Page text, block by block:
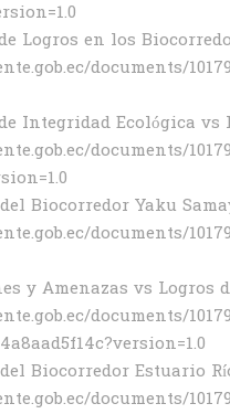
Logros en los
documents/
Integridad Ecológica vs
documents/
Biocorredor Yaku
documents/
y Amenazas vs
documents/
Biocorredor Estuario
documents/